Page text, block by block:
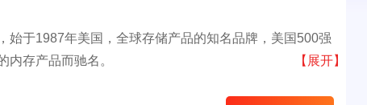
始于1987年美国，全球存储产品的知名品牌，美国500强
存产品而驰名。
【展开】